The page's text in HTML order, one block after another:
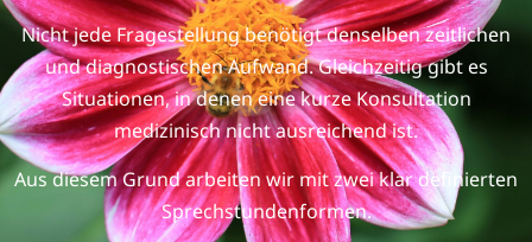
Nicht jede Fragestellung benötigt denselben zeitlichen
und diagnostischen Aufwand. Gleichzeitig gibt es
Situationen, in denen eine kurze Konsultation
medizinisch nicht ausreichend ist.
Aus diesem Grund arbeiten wir mit zwei klar definierten
Sprechstundenformen.